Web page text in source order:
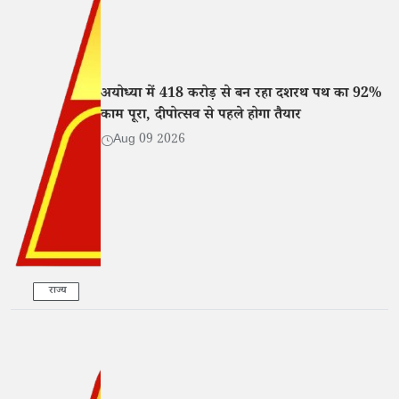
राज्य
अयोध्या में 418 करोड़ से बन रहा दशरथ पथ का 92%
काम पूरा, दीपोत्सव से पहले होगा तैयार
Aug 09 2026